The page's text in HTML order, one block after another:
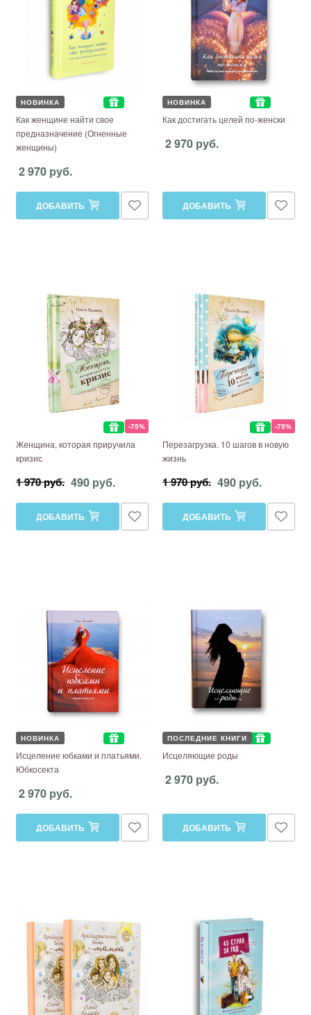
НОВИНКА
Как женщине найти свое
предназначение (Огненные
женщины)
2 970 руб.
ДОБАВИТЬ
НОВИНКА
Как достигать целей по-женски
2 970 руб.
ДОБАВИТЬ
-75%
Женщина, которая приручила
кризис
1 970 руб. 490 руб.
ДОБАВИТЬ
-75%
Перезагрузка. 10 шагов в новую
жизнь
1 970 руб. 490 руб.
ДОБАВИТЬ
НОВИНКА
Исцеление юбками и платьями.
Юбкосекта
2 970 руб.
ДОБАВИТЬ
ПОСЛЕДНИЕ КНИГИ
Исцеляющие роды
2 970 руб.
ДОБАВИТЬ